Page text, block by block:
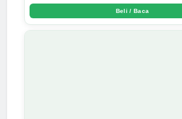
Beli / Baca